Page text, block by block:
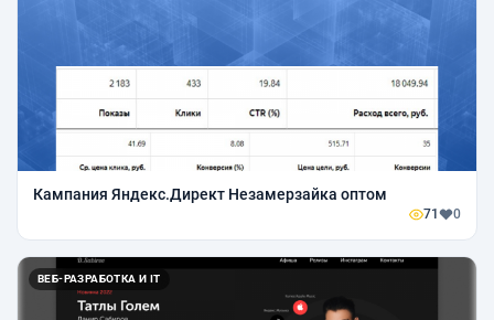
Кампания Яндекс.Директ Незамерзайка оптом
71 0
ВЕБ-РАЗРАБОТКА И IT